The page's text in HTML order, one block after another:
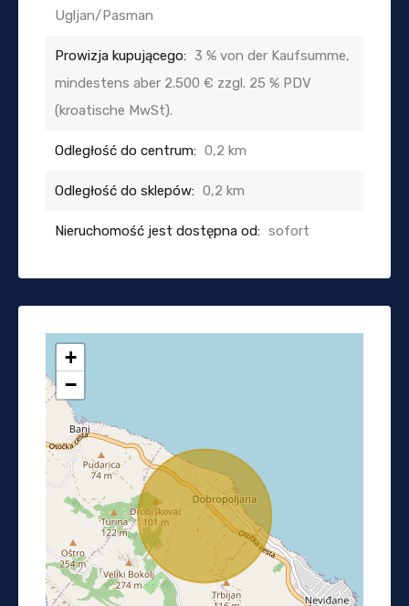
Ugljan/Pasman
Prowizja kupującego: 3 % von der Kaufsumme,
mindestens aber 2.500 € zzgl. 25 % PDV
(kroatische MwSt).
Odległość do centrum: 0,2 km
Odległość do sklepów: 0,2 km
Nieruchomość jest dostępna od: sofort
+
−